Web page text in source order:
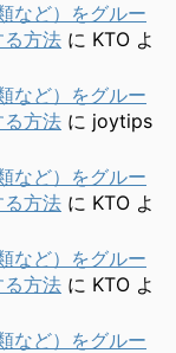
など）をグルー
方法 に KTO よ
など）をグルー
方法 に joytips
など）をグルー
方法 に KTO よ
など）をグルー
方法 に KTO よ
など）をグルー